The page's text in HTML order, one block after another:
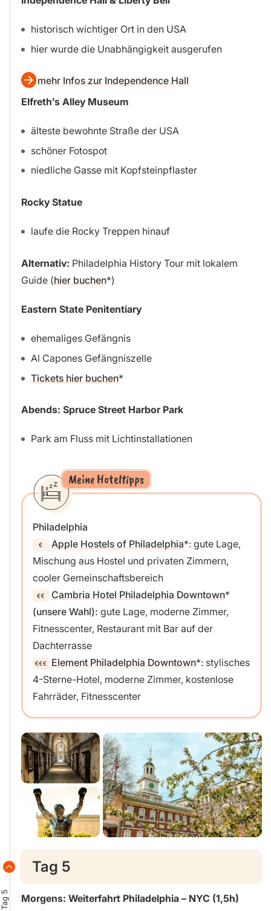
historisch wichtiger Ort in den USA
hier wurde die Unabhängigkeit ausgerufen
mehr Infos zur Independence Hall
Elfreth’s Alley Museum
älteste bewohnte Straße der USA
schöner Fotospot
niedliche Gasse mit Kopfsteinpflaster
Rocky Statue
laufe die Rocky Treppen hinauf
Alternativ: Philadelphia History Tour mit lokalem
Guide (hier buchen )
Eastern State Penitentiary
ehemaliges Gefängnis
Al Capones Gefängniszelle
Tickets hier buchen
Abends: Spruce Street Harbor Park
Park am Fluss mit Lichtinstallationen
Meine Hoteltipps
Philadelphia
Apple Hostels of Philadelphia : gute Lage,
Mischung aus Hostel und privaten Zimmern,
cooler Gemeinschaftsbereich
Cambria Hotel Philadelphia Downtown
(unsere Wahl): gute Lage, moderne Zimmer,
Fitnesscenter, Restaurant mit Bar auf der
Dachterrasse
Element Philadelphia Downtown : stylisches
4-Sterne-Hotel, moderne Zimmer, kostenlose
Fahrräder, Fitnesscenter
Tag 5
Tag 5
Morgens: Weiterfahrt Philadelphia – NYC (1,5h)